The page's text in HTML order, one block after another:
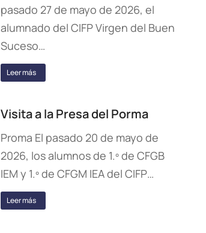
pasado 27 de mayo de 2026, el
alumnado del CIFP Virgen del Buen
Suceso…
Leer más
Visita a la Presa del Porma
Proma El pasado 20 de mayo de
2026, los alumnos de 1.º de CFGB
IEM y 1.º de CFGM IEA del CIFP…
Leer más